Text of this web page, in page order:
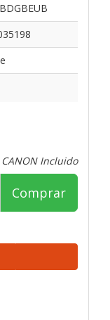
CANON Incluido
Comprar